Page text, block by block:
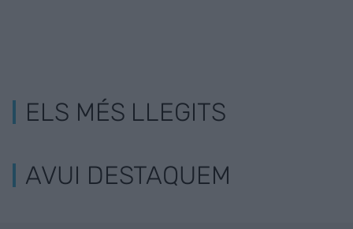
ELS MÉS LLEGITS
AVUI DESTAQUEM